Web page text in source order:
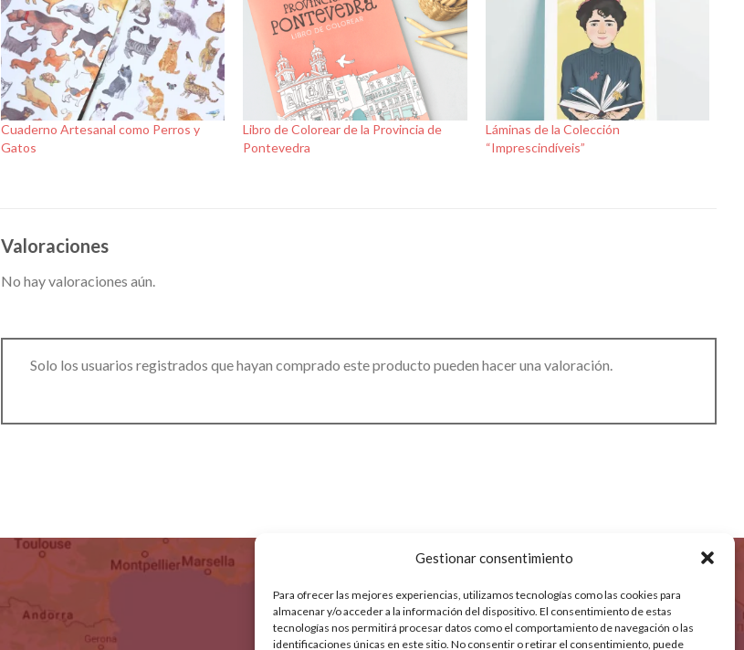
Gestionar consentimiento
Para ofrecer las mejores experiencias, utilizamos tecnologías como las cookies para
almacenar y/o acceder a la información del dispositivo. El consentimiento de estas
tecnologías nos permitirá procesar datos como el comportamiento de navegación o las
identificaciones únicas en este sitio. No consentir o retirar el consentimiento, puede
Cuaderno Artesanal como Perros y
Gatos
Libro de Colorear de la Provincia de
Pontevedra
Láminas de la Colección
“Imprescindíveis”
Valoraciones
No hay valoraciones aún.
Solo los usuarios registrados que hayan comprado este producto pueden hacer una valoración.
ENVÍOS